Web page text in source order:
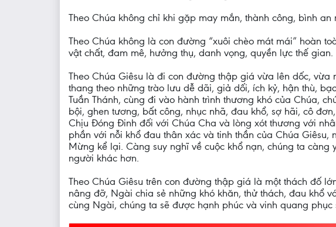
Theo Chúa không chỉ khi gặp may mắn, thành công, bình
Theo Chúa không là con đường “xuôi chèo mát mái” hoàn
vật chất, đam mê, hưởng thụ, danh vọng, quyền lực thế gian.
Theo Chúa Giêsu là đi con đường thập giá vừa lên dốc,
thang theo những trào lưu dễ dãi, giả dối, ích kỷ, hận thù,
Tuần Thánh, cùng đi vào hành trình thương khó của Chúa,
bội, ghen tương, bất công, nhục nhã, đau khổ, sợ hãi, cô
Chịu Đóng Đinh đối với Chúa Cha và lòng xót thương với
phần với nỗi khổ đau thân xác và tinh thần của Chúa
Mừng kể lại. Càng suy nghĩ về cuộc khổ nạn, chúng ta
người khác hơn.
Theo Chúa Giêsu trên con đường thập giá là một thách đố
nâng đỡ, Ngài chia sẻ những khó khăn, thử thách, đau khổ
cùng Ngài, chúng ta sẽ được hạnh phúc và vinh quang phục